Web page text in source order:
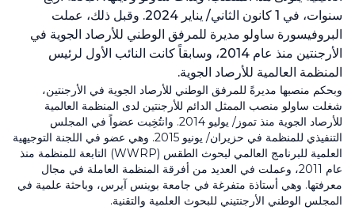
سنوات، في 1 كانون الثاني/ يناير 2024. وقبل ذلك، عملت
البروفيسورة ساولو مديرة للمرفق الوطني للأرصاد الجوية في
الأرجنتين منذ عام 2014، وسابقاً كانت النائب الأول لرئيس
المنظمة العالمية للأرصاد الجوية.
وبحكم منصبها مديرةً للمرفق الوطني للأرصاد الجوية في الأرجنتين،
شغلت ساولو منصب الممثل الدائم للأرجنتين لدى المنظمة العالمية
للأرصاد الجوية منذ تموز/ يوليو 2014. وانتُخِبت عضواً في المجلس
التنفيذي للمنظمة في حزيران/ يونيو 2015. وهي عضو في اللجنة التوجيهية
العلمية للبرنامج العالمي لبحوث الطقس (WWRP) التابعة للمنظمة منذ
عام 2011، وعملت في العديد من أفرقة المنظمة العاملة في مجال
معرفتها. وهي أستاذة متفرغة في جامعة بوينس آيرس، وباحثة علمية في
المجلس الوطني الأرجنتيني للبحوث العلمية والتقنية.